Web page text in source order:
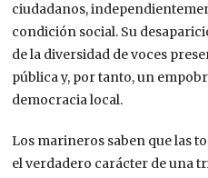
ciudadanos,
condición social. Su
de la diversidad de voces
pública y, por tanto, un
democracia local.
Los marineros saben que las
el verdadero carácter de una